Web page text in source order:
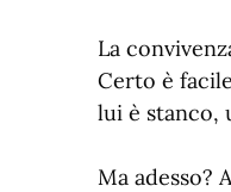
La
Certo è
lui è stanco,
Ma adesso?